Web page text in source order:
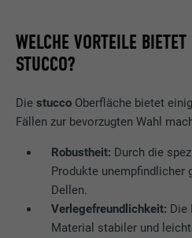
WELCHE VORTEILE
STUCCO?
Diestucco Oberfläche bietet
Fällen zur bevorzugten Wahl
Robustheit: Durch die
Produkte unempfindlicher
Dellen.
Verlegefreundlichkeit: Die
Material stabiler und